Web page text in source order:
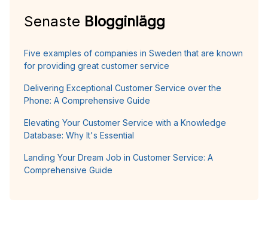
Senaste Blogginlägg
Five examples of companies in Sweden that are known
for providing great customer service
Delivering Exceptional Customer Service over the
Phone: A Comprehensive Guide
Elevating Your Customer Service with a Knowledge
Database: Why It's Essential
Landing Your Dream Job in Customer Service: A
Comprehensive Guide